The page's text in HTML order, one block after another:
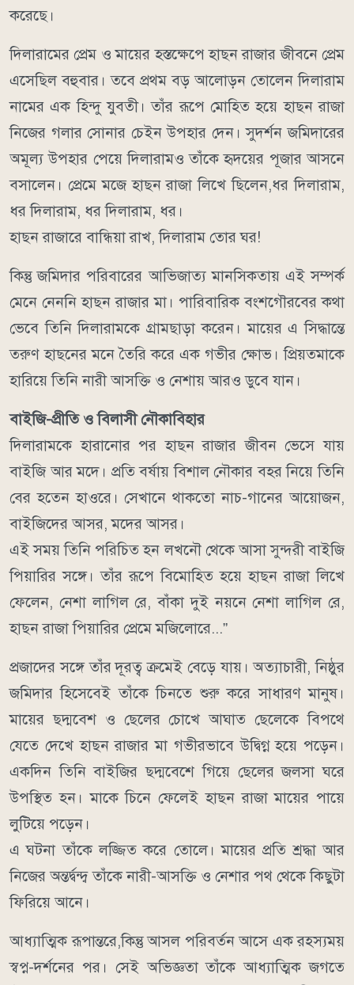
করেছে।
দিলারামের প্রেম ও মায়ের হস্তক্ষেপে হাছন রাজার জীবনে প্রেম
এসেছিল বহুবার। তবে প্রথম বড় আলোড়ন তোলেন দিলারাম
নামের এক হিন্দু যুবতী। তাঁর রূপে মোহিত হয়ে হাছন রাজা
নিজের গলার সোনার চেইন উপহার দেন। সুদর্শন জমিদারের
অমূল্য উপহার পেয়ে দিলারামও তাঁকে হৃদয়ের পূজার আসনে
বসালেন। প্রেমে মজে হাছন রাজা লিখে ছিলেন,ধর দিলারাম,
ধর দিলারাম, ধর দিলারাম, ধর।
হাছন রাজারে বান্ধিয়া রাখ, দিলারাম তোর ঘর!
কিন্তু জমিদার পরিবারের আভিজাত্য মানসিকতায় এই সম্পর্ক
মেনে নেননি হাছন রাজার মা। পারিবারিক বংশগৌরবের কথা
ভেবে তিনি দিলারামকে গ্রামছাড়া করেন। মায়ের এ সিদ্ধান্তে
তরুণ হাছনের মনে তৈরি করে এক গভীর ক্ষোভ। প্রিয়তমাকে
হারিয়ে তিনি নারী আসক্তি ও নেশায় আরও ডুবে যান।
বাইজি-প্রীতি ও বিলাসী নৌকাবিহার
দিলারামকে হারানোর পর হাছন রাজার জীবন ভেসে যায়
বাইজি আর মদে। প্রতি বর্ষায় বিশাল নৌকার বহর নিয়ে তিনি
বের হতেন হাওরে। সেখানে থাকতো নাচ-গানের আয়োজন,
বাইজিদের আসর, মদের আসর।
এই সময় তিনি পরিচিত হন লখনৌ থেকে আসা সুন্দরী বাইজি
পিয়ারির সঙ্গে। তাঁর রূপে বিমোহিত হয়ে হাছন রাজা লিখে
ফেলেন, নেশা লাগিল রে, বাঁকা দুই নয়নে নেশা লাগিল রে,
হাছন রাজা পিয়ারির প্রেমে মজিলোরে...”
প্রজাদের সঙ্গে তাঁর দূরত্ব ক্রমেই বেড়ে যায়। অত্যাচারী, নিষ্ঠুর
জমিদার হিসেবেই তাঁকে চিনতে শুরু করে সাধারণ মানুষ।
মায়ের ছদ্মবেশ ও ছেলের চোখে আঘাত ছেলেকে বিপথে
যেতে দেখে হাছন রাজার মা গভীরভাবে উদ্বিগ্ন হয়ে পড়েন।
একদিন তিনি বাইজির ছদ্মবেশে গিয়ে ছেলের জলসা ঘরে
উপস্থিত হন। মাকে চিনে ফেলেই হাছন রাজা মায়ের পায়ে
লুটিয়ে পড়েন।
এ ঘটনা তাঁকে লজ্জিত করে তোলে। মায়ের প্রতি শ্রদ্ধা আর
নিজের অন্তর্দ্বন্দ্ব তাঁকে নারী-আসক্তি ও নেশার পথ থেকে কিছুটা
ফিরিয়ে আনে।
আধ্যাত্মিক রূপান্তরে,কিন্তু আসল পরিবর্তন আসে এক রহস্যময়
স্বপ্ন-দর্শনের পর। সেই অভিজ্ঞতা তাঁকে আধ্যাত্মিক জগতে